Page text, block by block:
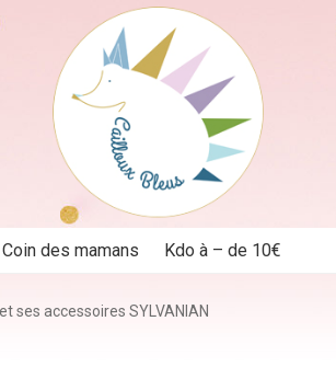
Coin des mamans Kdo à – de 10€
et ses accessoires SYLVANIAN